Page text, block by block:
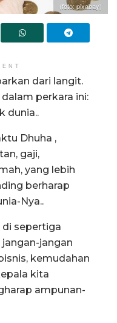
(foto: pixabay)
dari langit.
perkara ini:
dunia..
Dhuha ,
gaji,
yang lebih
berharap
Nya..
sepertiga
jangan
kemudahan
kita
ampunan-